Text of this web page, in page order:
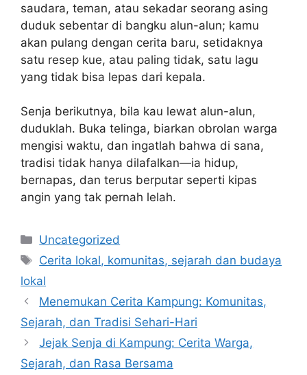
saudara, teman, atau sekadar seorang asing
duduk sebentar di bangku alun-alun; kamu
akan pulang dengan cerita baru, setidaknya
satu resep kue, atau paling tidak, satu lagu
yang tidak bisa lepas dari kepala.
Senja berikutnya, bila kau lewat alun-alun,
duduklah. Buka telinga, biarkan obrolan warga
mengisi waktu, dan ingatlah bahwa di sana,
tradisi tidak hanya dilafalkan—ia hidup,
bernapas, dan terus berputar seperti kipas
angin yang tak pernah lelah.
Categories
Uncategorized
Tags
Cerita lokal, komunitas, sejarah dan budaya
lokal
Menemukan Cerita Kampung: Komunitas,
Sejarah, dan Tradisi Sehari-Hari
Jejak Senja di Kampung: Cerita Warga,
Sejarah, dan Rasa Bersama